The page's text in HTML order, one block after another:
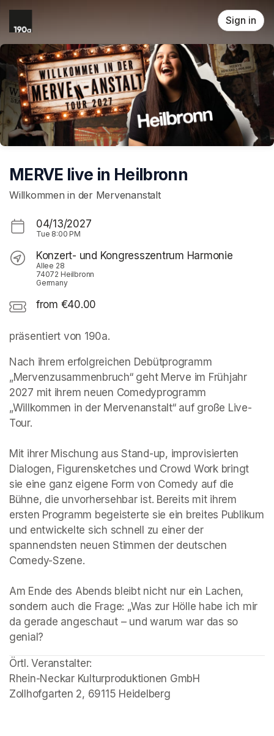
Skip header
Sign in
MERVE live in Heilbronn
Willkommen in der Mervenanstalt
04/13/2027
Tue 8:00 PM
Konzert- und Kongresszentrum Harmonie
Allee 28
74072 Heilbronn
Germany
from €40.00
präsentiert von 190a.
Nach ihrem erfolgreichen Debütprogramm
„Mervenzusammenbruch“ geht Merve im Frühjahr
2027 mit ihrem neuen Comedyprogramm
„Willkommen in der Mervenanstalt“ auf große Live-
Tour.
Mit ihrer Mischung aus Stand-up, improvisierten
Dialogen, Figurensketches und Crowd Work bringt
sie eine ganz eigene Form von Comedy auf die
Bühne, die unvorhersehbar ist. Bereits mit ihrem
ersten Programm begeisterte sie ein breites Publikum
und entwickelte sich schnell zu einer der
spannendsten neuen Stimmen der deutschen
Comedy-Szene.
Am Ende des Abends bleibt nicht nur ein Lachen,
sondern auch die Frage: „Was zur Hölle habe ich mir
da gerade angeschaut – und warum war das so
genial?
Örtl. Veranstalter:
Rhein-Neckar Kulturproduktionen GmbH
Zollhofgarten 2, 69115 Heidelberg